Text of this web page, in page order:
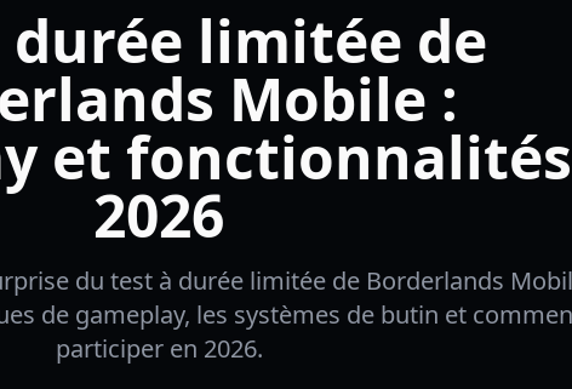
durée limitée de
Mobile :
et fonctionnalités
2026
du test à durée limitée de Borderlands
de gameplay, les systèmes de butin et
participer en 2026.